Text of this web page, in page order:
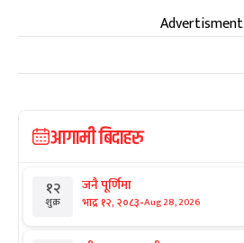
Advertisment
आगामी बिदाहरु
१२
शुक्र
जनै पूर्णिमा
भाद्र १२, २०८३-Aug 28, 2026